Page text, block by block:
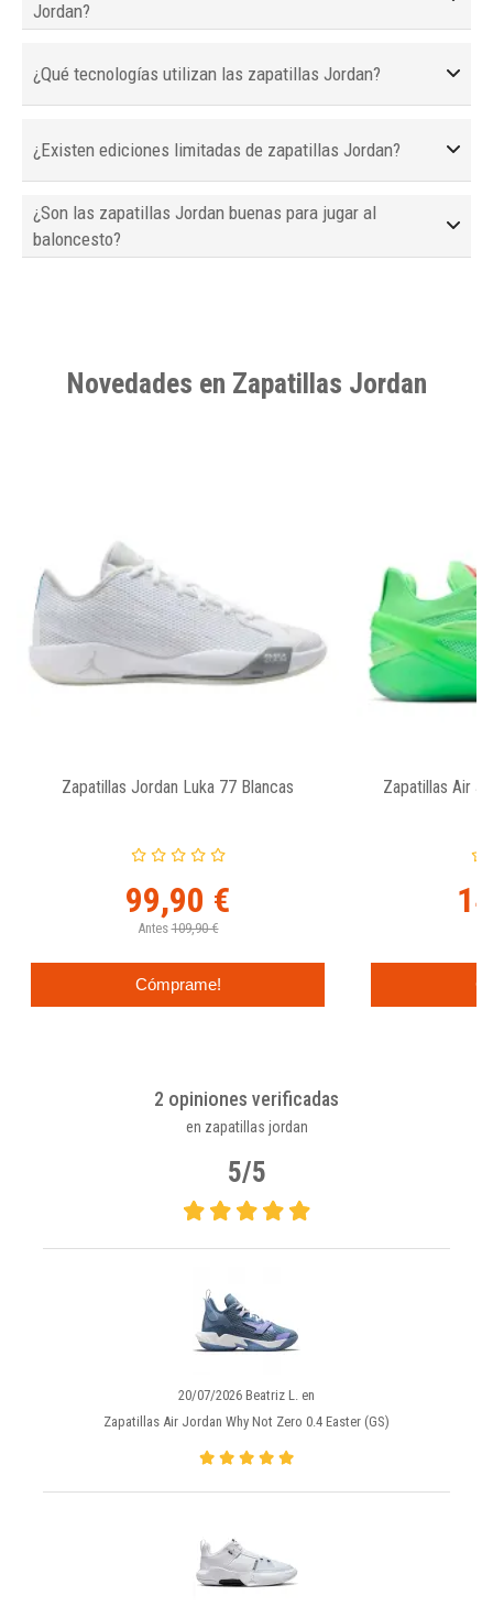
Jordan?
¿Qué tecnologías utilizan las zapatillas Jordan?
¿Existen ediciones limitadas de zapatillas Jordan?
¿Son las zapatillas Jordan buenas para jugar al
baloncesto?
Novedades en Zapatillas Jordan
Zapatillas Jordan Luka 77 Blancas
99,90 €
Antes 109,90 €
Cómprame!
Zapatillas Air
2 opiniones verificadas
en zapatillas jordan
5/5
20/07/2026 Beatriz L. en
Zapatillas Air Jordan Why Not Zero 0.4 Easter (GS)